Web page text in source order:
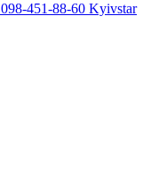
098-451-88-60 Kyivstar